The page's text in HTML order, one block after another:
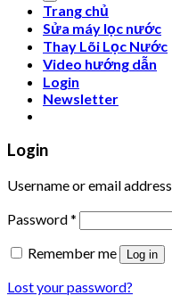
Trang chủ
Sửa máy lọc nước
Thay Lõi Lọc Nước
Video hướng dẫn
Login
Newsletter
Login
Username or email address
Password*
Remember me
Log in
Lost your password?